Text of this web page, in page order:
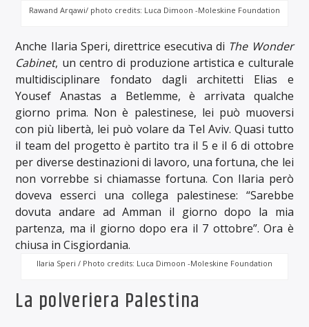
Rawand Arqawi/ photo credits: Luca Dimoon -Moleskine Foundation
Anche Ilaria Speri, direttrice esecutiva di The Wonder
Cabinet, un centro di produzione artistica e culturale
multidisciplinare fondato dagli architetti Elias e
Yousef Anastas a Betlemme, è arrivata qualche
giorno prima. Non è palestinese, lei può muoversi
con più libertà, lei può volare da Tel Aviv. Quasi tutto
il team del progetto è partito tra il 5 e il 6 di ottobre
per diverse destinazioni di lavoro, una fortuna, che lei
non vorrebbe si chiamasse fortuna. Con Ilaria però
doveva esserci una collega palestinese: “Sarebbe
dovuta andare ad Amman il giorno dopo la mia
partenza, ma il giorno dopo era il 7 ottobre”. Ora è
chiusa in Cisgiordania.
Ilaria Speri / Photo credits: Luca Dimoon -Moleskine Foundation
La polveriera Palestina